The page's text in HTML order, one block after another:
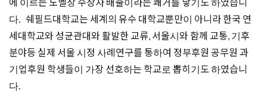
다. 쉐필드대학교는 세계의 유수 대학교뿐만이 아니라 한국 연
세대학교와 성균관대와 활발한 교류, 서울시와 함께 교통, 기후
분야등 실제 서울 시정 사례연구를 통하여 정부후원 공무원 과
기업후원 학생들이 가장 선호하는 학교로 뽑히기도 하였습니
다.